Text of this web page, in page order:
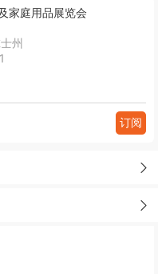
家庭用品展览会
州
订阅